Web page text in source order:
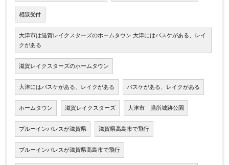
相談受付
大津市は滋賀レイクスターズのホームタウン 大津にはバスケがある、レイ
クがある
滋賀レイクスターズのホームタウン
大津にはバスケがある、レイクがある バスケがある、レイクがある
ホームタウン 滋賀レイクスターズ 大津市 膳所城跡公園
ブルーインパレスが滋賀県 滋賀県高島市で飛行
ブルーインパレスが滋賀県高島市で飛行